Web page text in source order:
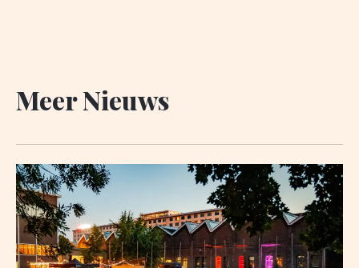
Meer Nieuws